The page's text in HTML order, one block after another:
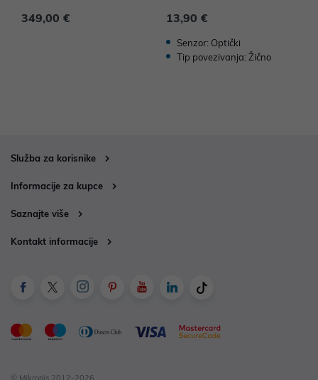
349,00 € 13,90 €
Senzor: Optički
Tip povezivanja: Žično
Služba za korisnike
Informacije za kupce
Saznajte više
Kontakt informacije